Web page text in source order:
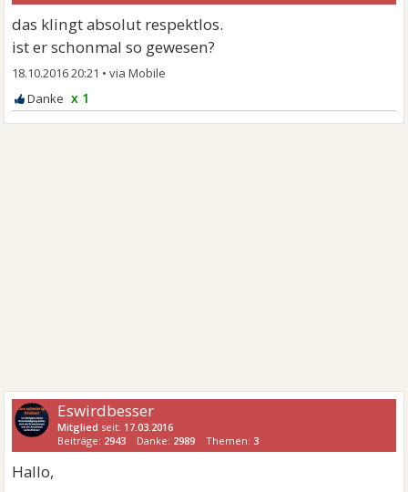
das klingt absolut respektlos.
ist er schonmal so gewesen?
18.10.2016 20:21 •
x 1
Eswirdbesser
Mitglied seit: 17.03.2016
Beiträge: 2943 Danke: 2989 Themen: 3
Hallo,